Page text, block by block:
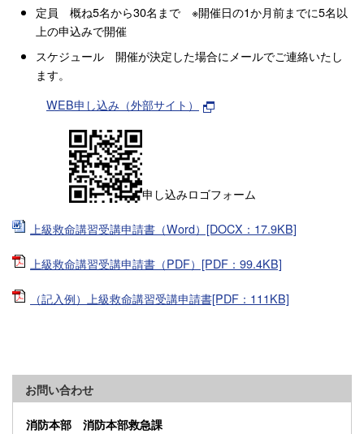
定員 概ね5名から30名まで ※開催日の1か月前までに5名以
上の申込みで開催
スケジュール 開催が決定した場合にメールでご連絡いたし
ます。
WEB申し込み（外部サイト）
申し込みロゴフォーム
上級救命講習受講申請書（Word）[DOCX：17.9KB]
上級救命講習受講申請書（PDF）[PDF：99.4KB]
（記入例）上級救命講習受講申請書[PDF：111KB]
お問い合わせ
消防本部 消防本部救急課